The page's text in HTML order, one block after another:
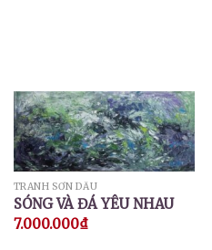
TRANH SƠN DẦU
SÓNG VÀ ĐÁ YÊU NHAU
7.000.000₫